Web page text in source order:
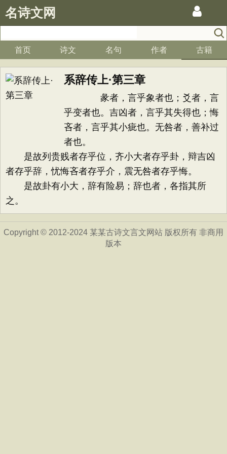
名诗文网
首页 诗文 名句 作者 古籍
系辞传上·第三章
彖者，言乎象者也；爻者，言
乎变者也。吉凶者，言乎其失得也；悔
吝者，言乎其小疵也。无咎者，善补过
者也。
是故列贵贱者存乎位，齐小大者存乎卦，辩吉凶
者存乎辞，忧悔吝者存乎介，震无咎者存乎悔。
是故卦有小大，辞有险易；辞也者，各指其所
之。
Copyright © 2012-2024 某某古诗文言文网站 版权所有 非商用
版本